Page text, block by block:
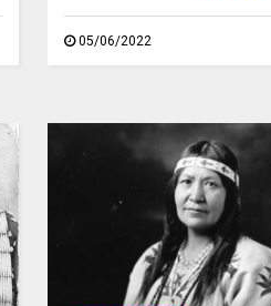
05/06/2022